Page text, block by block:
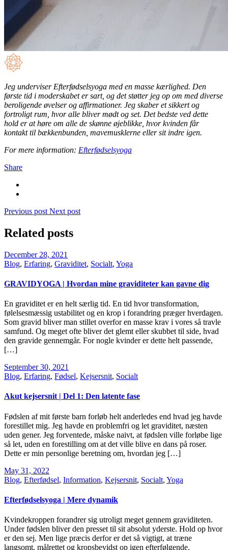
Jeg underviser Efterfødselsyoga med en masse kærlighed. Den
første tid i moderskabet er sart, og det støtter jeg op om med diverse
beroligende øvelser og affirmationer. Jeg skaber et sikkert og
fortroligt rum, hvor alle bliver mødt og set. Det bedste ved dette
hold er at høre om alle de skønne øjeblikke, hvor kvinden får
kontakt til bækkenbunden, mavemusklerne eller sit indre igen.
For mere information: Efterfødselsyoga
Share
Previous post Next post
Related posts
December 28, 2021
Blog, Erfaring, Graviditet, Socialt, Yoga
GRAVIDYOGA | Hvordan mine graviditeter kan gavne dig
En graviditet er en helt særlig tid. En tid hvor transformation,
følelsesmæssig ustabilitet og en krop i forandring præger hverdagen.
Som gravid bliver man stillet overfor en masse krav i vores så travle
samfund. Og meget ofte bliver det glemt eller skubbet til side, hvad
den gravide gennemgår. For nogle kvinder er dette helt passende,
[…]
September 30, 2021
Blog, Erfaring, Fødsel, Kejsersnit, Socialt
Akut kejsersnit | Del 1: Den latente fase
Fødslen af mit første barn forløb helt anderledes end hvad jeg havde
forestillet mig. Jeg havde en problemfri og let graviditet, næsten
uden gener. Jeg forventede, måske naivt, at fødslen ville forløbe lige
så let, uden en forestilling om at det ville blive en dans på roser.
Dette er min personlige beretning om, hvordan jeg […]
May 31, 2022
Blog, Efterfødsel, Information, Kejsersnit, Socialt, Yoga
Efterfødselsyoga | Mere dynamik
Kvindekroppen forandrer sig utroligt meget gennem graviditeten.
Under fødslen bliver den presset til sit absolut yderste. Hold op hvor
er den sej. Men lige præcis derfor er det så vigtigt, at træne
langsomt, målrettet og kropsbevidst op igen efterfølgende.